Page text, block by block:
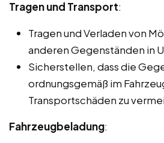
Tragen und Transport:
Tragen und Verladen von
anderen Gegenständen in
Sicherstellen, dass die
ordnungsgemäß im
Transportschäden zu
Fahrzeugbeladung: